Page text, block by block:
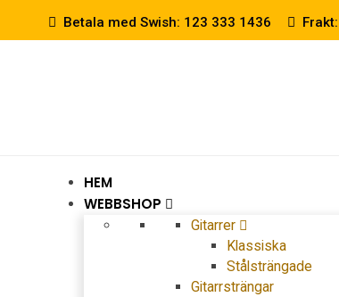
Betala med Swish: 123 333 1436
HEM
WEBBSHOP
Gitarrer
Klassiska
Stålsträngade
Gitarrsträngar